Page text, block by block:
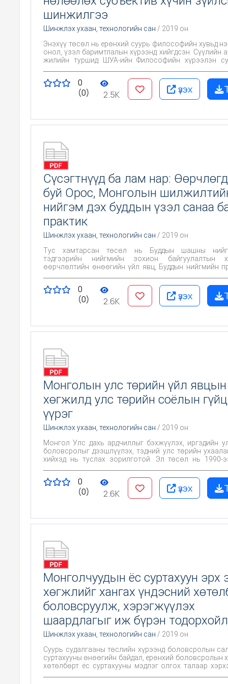
шинжилгээ
Шинжлэх ухаан, технологийн сан / 2019 он
Энэхүү төсөл нь ерөнхий суурь философийн хувьд
онол, үзэл баримтлалын хүрээнд хийгдсэн. Сүүлийн
жилийн туршид ШУА-ийн Философийн хүрээлэн
хэмээн тодорхойлж цуврал төсөл хэрэгжүүлсэн
төслүүдийн хүрээнд хэд хэдэн дорвитой бүтээл
гарсан. Тэдгээрт хөгжлийн асуудлыг социал
гэдгийн ерөнхий дүр зураг гарсан гэж үзэж болно.
0
(0)
2.5K үзэх
Сүсэгтнүүд ба лам нар:
буй Орос, Монголын
нийгэм дэх буддын үзэл санаа
практик
Шинжлэх ухаан, технологийн сан / 2019 он
Тус хамтарсан төсөл нь Буддын шашны
тэдгээрийн нийгмийн зохион байгуулалтын
өөрчлөлтийн өнөөгийн үйл явц, Буддын нийгмийн
Монголын нийгмийн институци дэх буддын шашны
(лам нарын болон сүсэгтнүүдийн ) дасан
явцын тухай эмпирик мэдээлэлтэй болно.
шинж бүхий бүлгүүдийн (үндэстний ба
хөгжлийн талаарх шинэ мэдээлэл бий болсон.
0
(0)
2.6K үзэх
Монголын улс төрийн үйл явцын
хөгжилд улс төрийн соёлын
үүрэг
Шинжлэх ухаан, технологийн сан / 2019 он
Монгол Улс дахь ардчиллыг бэхжүүлэх, иргэдийн
боловсролыг дээшлүүлэх, тэдний улс төрийн
хийхэд нь туслах зорилготой. Эл төсөл нь 1990-
буй асуудлыг улс төр судлалын онол арга зүйн
боловсруулах, иргэдийн улс төрийн соёлыг
зам, хэлбэр, шийдлийн зохист хувилбарыг санал
0
(0)
2.6K үзэх
Монголчуудын ёс суртахуун эрх
хөгжлийг хангах үндэсний
боловсруулж, хэрэгжүүлэх
шаардлагыг иж бүрэн
Шинжлэх ухаан, технологийн сан / 2019 он
Суурь судалгааны төслийн хүрээнд боловсролын
суртахууны өнөөгийн байдал, ерөнхий боловсролын
хөтөлбөрт ёс суртахууны мэдлэг олгох талаар